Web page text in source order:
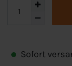
Sofort